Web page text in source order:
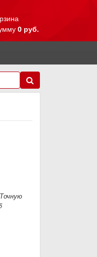
0 руб.